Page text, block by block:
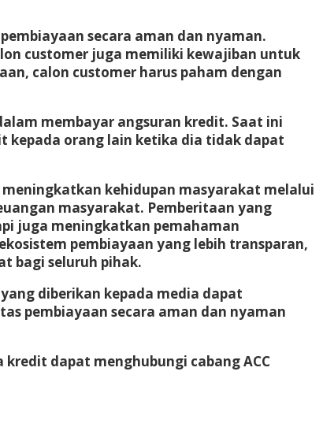
secara aman dan nyaman.
customer juga memiliki kewajiban untuk
calon customer harus paham dengan
membayar angsuran kredit. Saat ini
kepada orang lain ketika dia tidak dapat
kehidupan masyarakat melalui
masyarakat. Pemberitaan yang
juga meningkatkan pemahaman
pembiayaan yang lebih transparan,
bagi seluruh pihak.
diberikan kepada media dapat
pembiayaan secara aman dan nyaman
dapat menghubungi cabang ACC